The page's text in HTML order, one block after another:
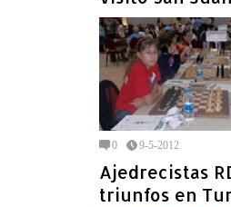
0 9-5-2012
Ajedrecistas
triunfos en